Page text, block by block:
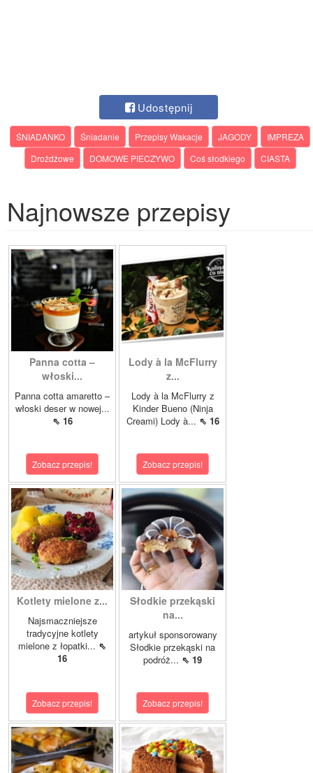
Udostępnij
ŚNIADANKO Śniadanie Przepisy Wakacje JAGODY
IMPREZA
Drożdżowe
DOMOWE PIECZYWO Coś słodkiego CIASTA
Najnowsze przepisy
Panna cotta –
włoski...
Panna cotta amaretto –
włoski deser w nowej...
⇖ 16
Zobacz przepis!
Lody à la McFlurry
z...
Lody à la McFlurry z
Kinder Bueno (Ninja
Creami) Lody à... ⇖ 16
Zobacz przepis!
Kotlety mielone z...
Najsmaczniejsze
tradycyjne kotlety
mielone z łopatki... ⇖
16
Zobacz przepis!
Słodkie przekąski
na...
artykuł sponsorowany
Słodkie przekąski na
podróż... ⇖ 19
Zobacz przepis!